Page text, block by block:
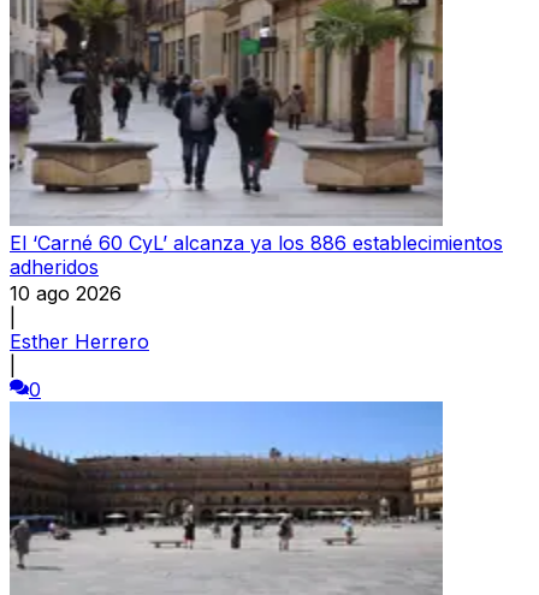
El ‘Carné 60 CyL’ alcanza ya los 886 establecimientos
adheridos
10 ago 2026
Esther Herrero
0